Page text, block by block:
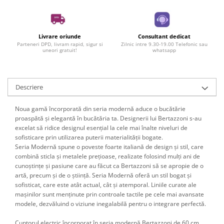
Livrare oriunde
Parteneri DPD, livram rapid, sigur si
uneori gratuit!
Consultant dedicat
Zilnic intre 9.30-19.00 Telefonic sau
whatsapp
Descriere
Noua gamă încorporată din seria modernă aduce o bucătărie
proaspătă și elegantă în bucătăria ta. Designerii lui Bertazzoni s-au
excelat să ridice designul esențial la cele mai înalte niveluri de
sofisticare prin utilizarea puterii materialității bogate.
Seria Modernă spune o poveste foarte italiană de design și stil, care
combină sticla și metalele prețioase, realizate folosind mulți ani de
cunoștințe și pasiune care au făcut ca Bertazzoni să se apropie de o
artă, precum și de o știință. Seria Modernă oferă un stil bogat și
sofisticat, care este atât actual, cât și atemporal. Liniile curate ale
mașinilor sunt menținute prin controale tactile pe cele mai avansate
modele, dezvăluind o viziune inegalabilă pentru o integrare perfectă.